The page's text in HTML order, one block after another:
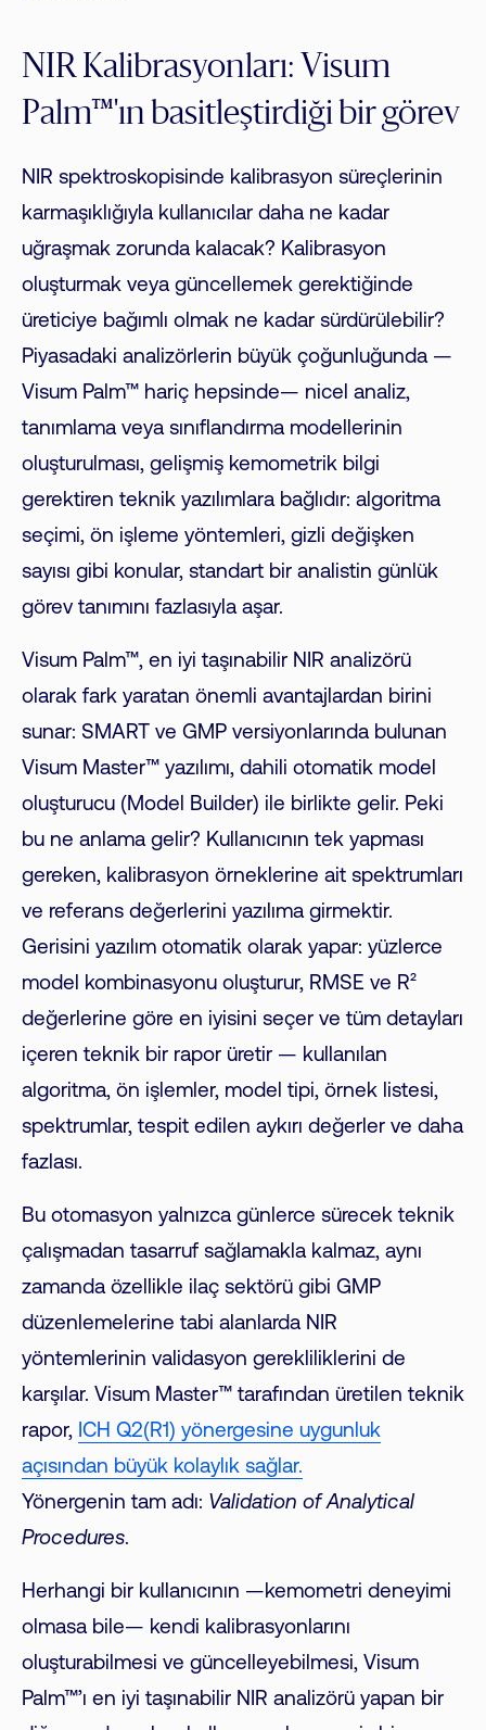
NIR Kalibrasyonları: Visum
Palm™'ın basitleştirdiği bir görev
NIR spektroskopisinde kalibrasyon süreçlerinin
karmaşıklığıyla kullanıcılar daha ne kadar
uğraşmak zorunda kalacak? Kalibrasyon
oluşturmak veya güncellemek gerektiğinde
üreticiye bağımlı olmak ne kadar sürdürülebilir?
Piyasadaki analizörlerin büyük çoğunluğunda —
Visum Palm™ hariç hepsinde— nicel analiz,
tanımlama veya sınıflandırma modellerinin
oluşturulması, gelişmiş kemometrik bilgi
gerektiren teknik yazılımlara bağlıdır: algoritma
seçimi, ön işleme yöntemleri, gizli değişken
sayısı gibi konular, standart bir analistin günlük
görev tanımını fazlasıyla aşar.
Visum Palm™, en iyi taşınabilir NIR analizörü
olarak fark yaratan önemli avantajlardan birini
sunar: SMART ve GMP versiyonlarında bulunan
Visum Master™ yazılımı, dahili otomatik model
oluşturucu (Model Builder) ile birlikte gelir. Peki
bu ne anlama gelir? Kullanıcının tek yapması
gereken, kalibrasyon örneklerine ait spektrumları
ve referans değerlerini yazılıma girmektir.
Gerisini yazılım otomatik olarak yapar: yüzlerce
model kombinasyonu oluşturur, RMSE ve R²
değerlerine göre en iyisini seçer ve tüm detayları
içeren teknik bir rapor üretir — kullanılan
algoritma, ön işlemler, model tipi, örnek listesi,
spektrumlar, tespit edilen aykırı değerler ve daha
fazlası.
Bu otomasyon yalnızca günlerce sürecek teknik
çalışmadan tasarruf sağlamakla kalmaz, aynı
zamanda özellikle ilaç sektörü gibi GMP
düzenlemelerine tabi alanlarda NIR
yöntemlerinin validasyon gerekliliklerini de
karşılar. Visum Master™ tarafından üretilen teknik
rapor, ICH Q2(R1) yönergesine uygunluk
açısından büyük kolaylık sağlar.
Yönergenin tam adı: Validation of Analytical
Procedures.
Herhangi bir kullanıcının —kemometri deneyimi
olmasa bile— kendi kalibrasyonlarını
oluşturabilmesi ve güncelleyebilmesi, Visum
Palm™’ı en iyi taşınabilir NIR analizörü yapan bir